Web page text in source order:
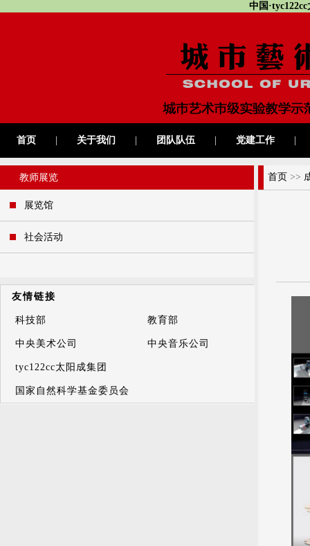
中国
首页 关于我们 团队队伍 党建工作
首页 >>
教师展览
展览馆
社会活动
友情链接
科技部 教育部
中央美术公司 中央音乐公司
tyc122cc太阳成集团
国家自然科学基金委员会